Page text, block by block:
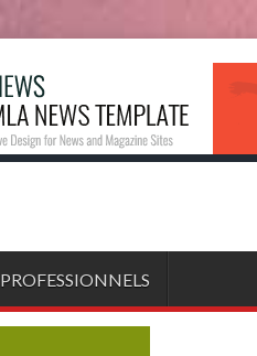
PROFESSIONNELS